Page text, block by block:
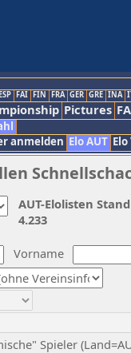
FAI FIN FRA GER GRE INA
Pictures
anmelden Elo AUT
Vorname
Spieler
AUT-Elolisten
4.233